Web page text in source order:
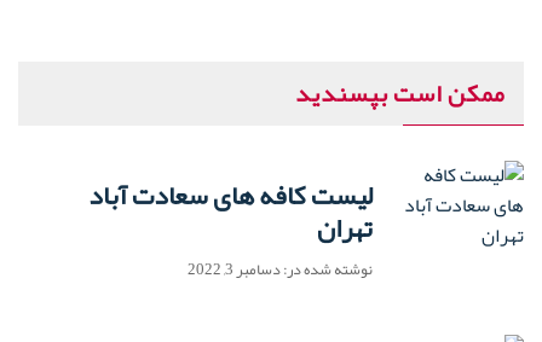
ممکن است بپسندید
لیست کافه های سعادت آباد
تهران
نوشته شده در: دسامبر 3, 2022